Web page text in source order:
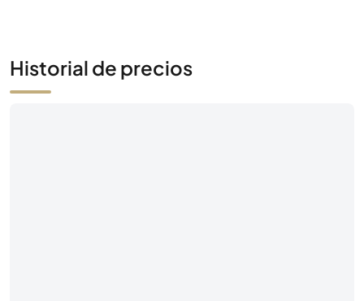
Historial de precios